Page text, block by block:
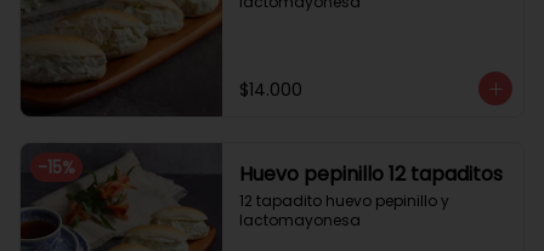
$14.000
-15% Huevo pepinillo 12 tapaditos
12 tapadito huevo pepinillo y
lactomayonesa